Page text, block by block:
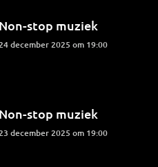
Non-stop muziek
24 december 2025 om 19:00
Non-stop muziek
23 december 2025 om 19:00